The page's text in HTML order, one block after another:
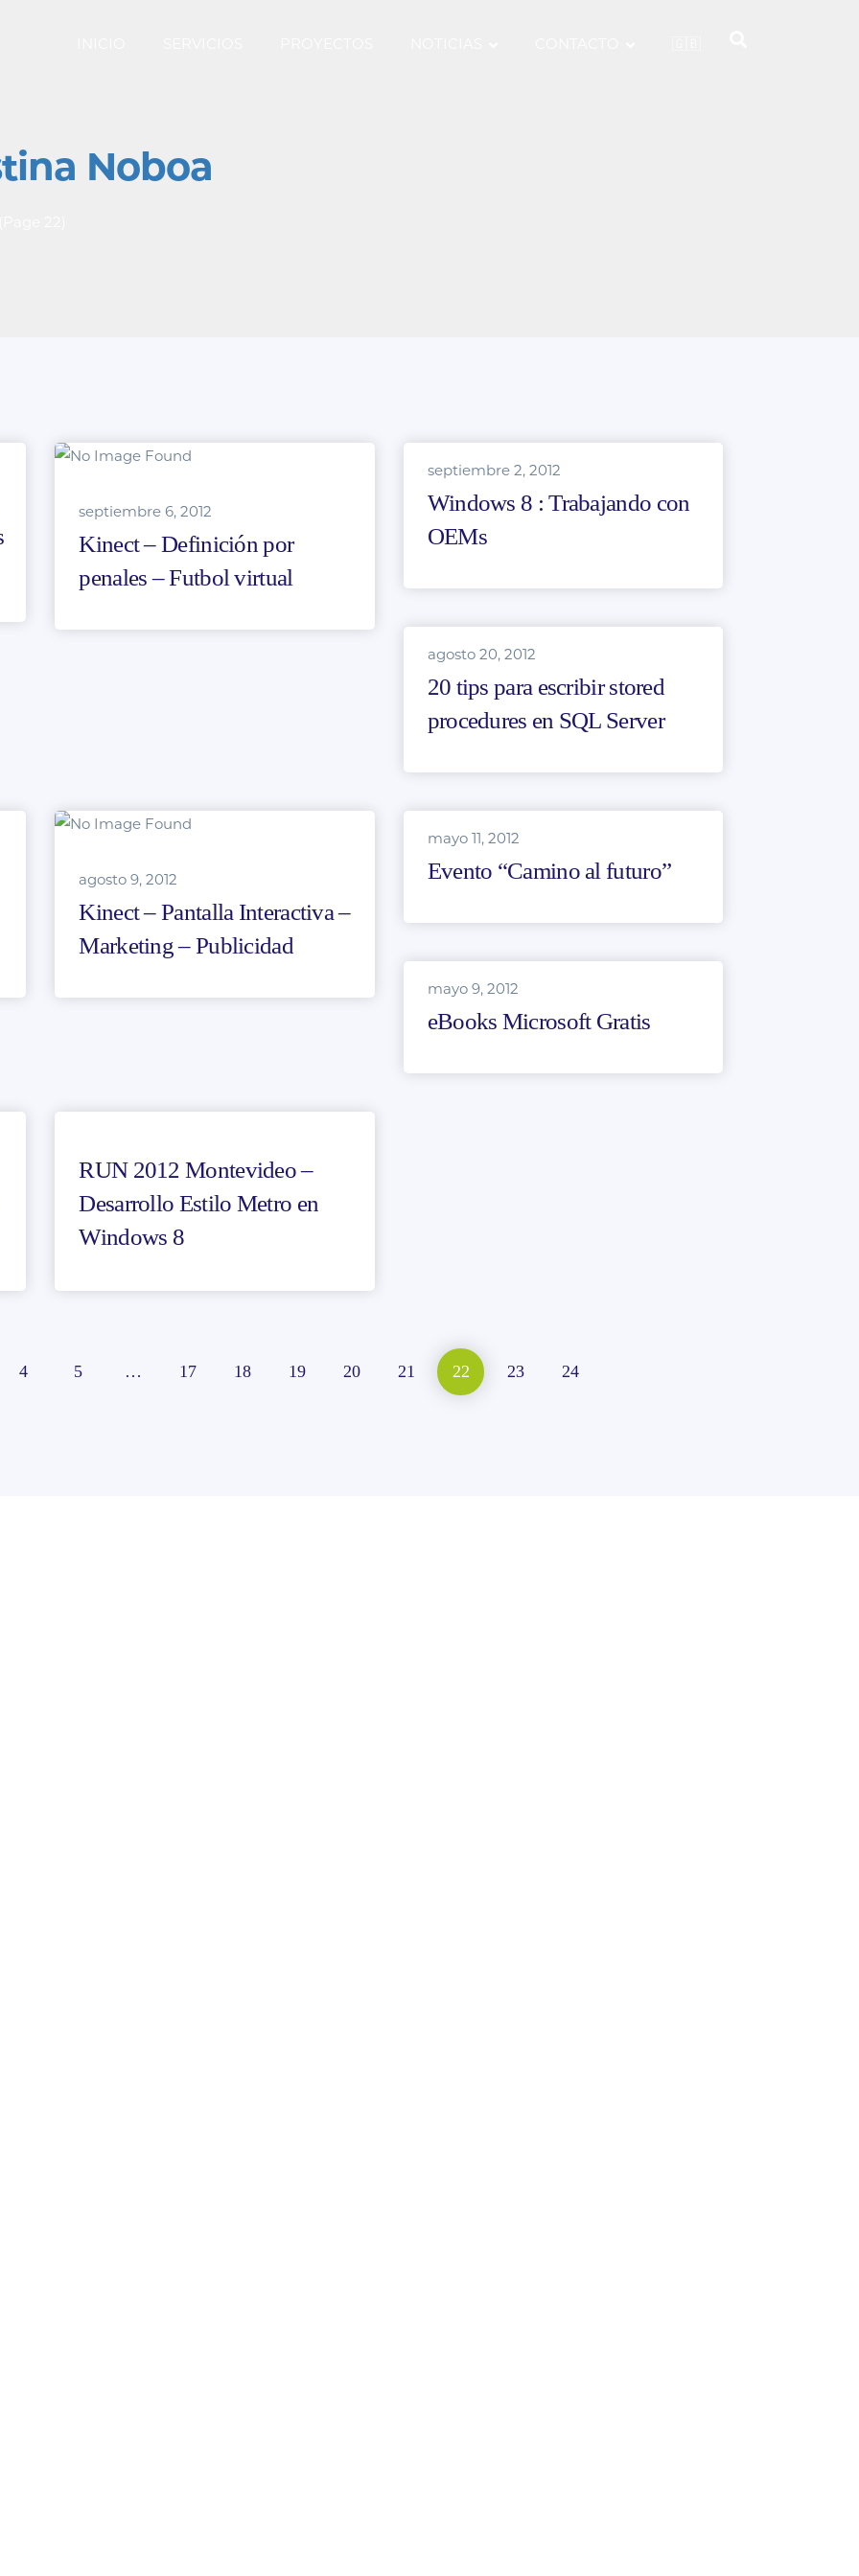
Noboa
septiembre 6, 2012
Kinect – Definición por
penales – Futbol virtual
septiembre 2, 2012
Windows 8 : Trabajando con
OEMs
agosto 20, 2012
20 tips para escribir stored
procedures en SQL Server
agosto 9, 2012
Kinect – Pantalla Interactiva –
Marketing – Publicidad
mayo 11, 2012
Evento “Camino al futuro”
mayo 9, 2012
eBooks Microsoft Gratis
RUN 2012 Montevideo –
Desarrollo Estilo Metro en
Windows 8
4 5 … 17 18 19 20 21 22 23 24